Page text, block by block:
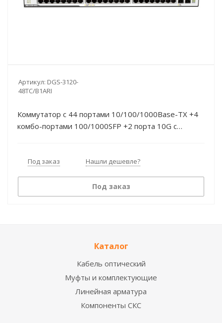
Артикул: DGS-3120-
48TC/B1ARI
Коммутатор c 44 портами 10/100/1000Base-TX +4
комбо-портами 100/1000SFP +2 порта 10G c
Под заказ Нашли дешевле?
Под заказ
Каталог
Кабель оптический
Муфты и комплектующие
Линейная арматура
Компоненты СКС